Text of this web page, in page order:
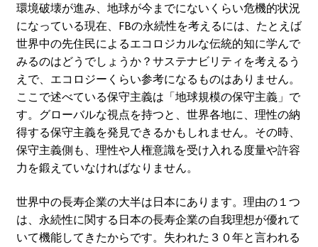
環境破壊が進み、地球が今までにないくらい危機的状況
になっている現在、FBの永続性を考えるには、たとえば
世界中の先住民によるエコロジカルな伝統的知に学んで
みるのはどうでしょうか？サステナビリティを考えるう
えで、エコロジーくらい参考になるものはありません。
ここで述べている保守主義は「地球規模の保守主義」で
す。グローバルな視点を持つと、世界各地に、理性の納
得する保守主義を発見できるかもしれません。その時、
保守主義側も、理性や人権意識を受け入れる度量や許容
力を鍛えていなければなりません。
世界中の長寿企業の大半は日本にあります。理由の１つ
は、永続性に関する日本の長寿企業の自我理想が優れて
いて機能してきたからです。失われた３０年と言われる